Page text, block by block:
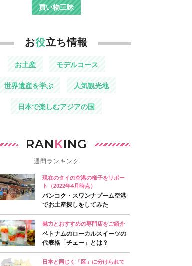
買い物三昧
お役立ち情報
お土産 モデルコース
世界遺産を学ぶ 人気観光地
日本で楽しむアジアの国
RANKING
週間ランキング
現在のタイの空港の様子をリポー
ト（2022年4月時点）
バンコク・スワンナプーム空港
でお土産探しをしてみた
魅力とおすすめの専門店をご紹介
ベトナムのローカルスイーツの
代表格「チェー」とは？
日本と同じく「区」に分けられて